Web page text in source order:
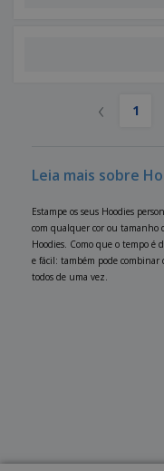
‹ 1
Leia mais sobre
Estampe os seus Hoodies
com qualquer cor ou tamanho
Hoodies. Como que o tempo é
e fácil: também pode combinar
todos de uma vez.